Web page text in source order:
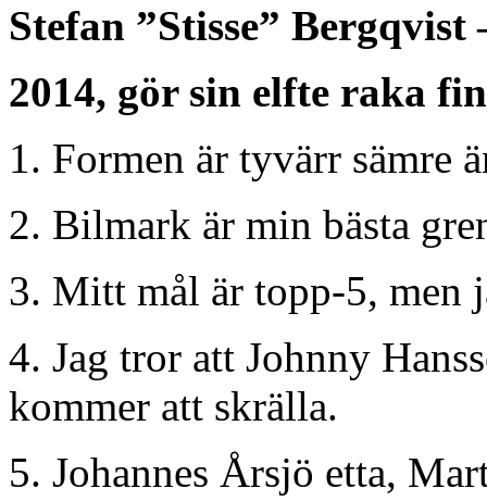
Stefan ”Stisse”
2014, gör sin elfte raka
1. Formen är tyvärr sämre
2. Bilmark är min bästa
3. Mitt mål är topp-5, men
4. Jag tror att Johnny
kommer att skrälla.
5. Johannes Årsjö etta,